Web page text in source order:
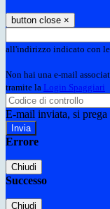
button close ×
all'indirizzo indicato con
Non hai una e-mail
tramite la Login Spaggiari
E-mail inviata, si
Errore
Chiudi
Successo
Chiudi